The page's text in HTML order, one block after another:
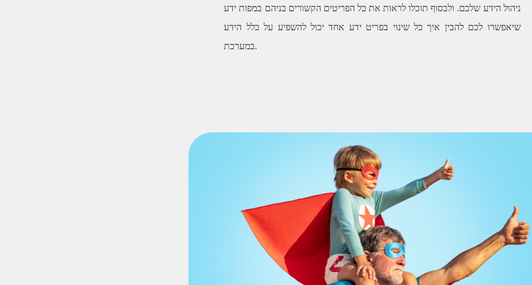
ניהול הידע שלכם. ולבסוף תוכלו לראות את כל הפריטים הקשורים בניהם במפות ידע
שיאפשרו לכם להבין איך כל שינוי בפריט ידע אחד יכול להשפיע על כלל הידע
במערכת.